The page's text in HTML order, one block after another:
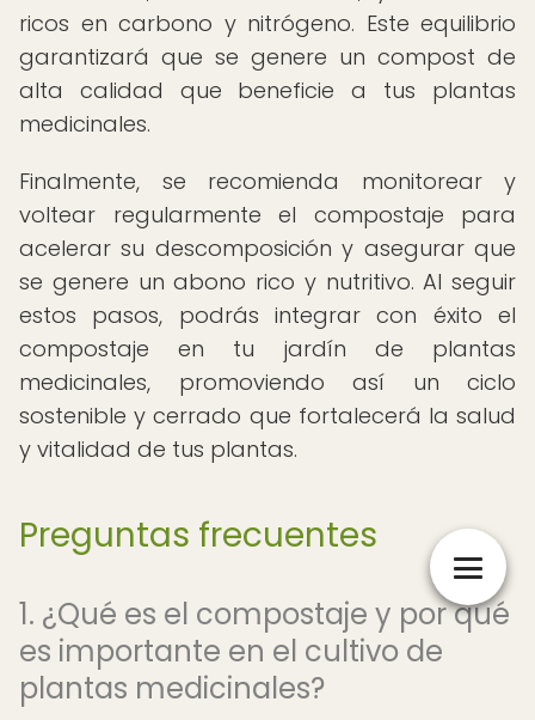
ricos en carbono y nitrógeno. Este equilibrio
garantizará que se genere un compost de
alta calidad que beneficie a tus plantas
medicinales.
Finalmente, se recomienda monitorear y
voltear regularmente el compostaje para
acelerar su descomposición y asegurar que
se genere un abono rico y nutritivo. Al seguir
estos pasos, podrás integrar con éxito el
compostaje en tu jardín de plantas
medicinales, promoviendo así un ciclo
sostenible y cerrado que fortalecerá la salud
y vitalidad de tus plantas.
Preguntas frecuentes
1. ¿Qué es el compostaje y por qué
es importante en el cultivo de
plantas medicinales?